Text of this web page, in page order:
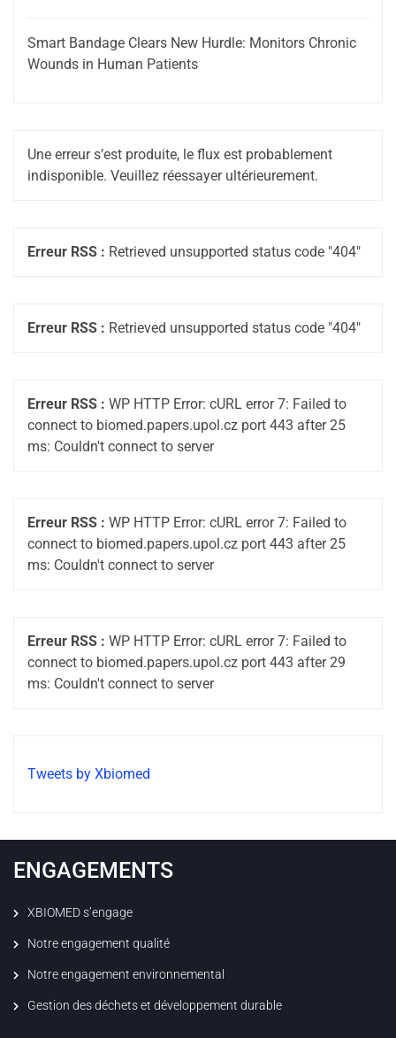
Smart Bandage Clears New Hurdle: Monitors Chronic
Wounds in Human Patients
Une erreur s’est produite, le flux est probablement
indisponible. Veuillez réessayer ultérieurement.
Erreur RSS : Retrieved unsupported status code "404"
Erreur RSS : Retrieved unsupported status code "404"
Erreur RSS : WP HTTP Error: cURL error 7: Failed to
connect to biomed.papers.upol.cz port 443 after 25
ms: Couldn't connect to server
Erreur RSS : WP HTTP Error: cURL error 7: Failed to
connect to biomed.papers.upol.cz port 443 after 25
ms: Couldn't connect to server
Erreur RSS : WP HTTP Error: cURL error 7: Failed to
connect to biomed.papers.upol.cz port 443 after 29
ms: Couldn't connect to server
Tweets by Xbiomed
ENGAGEMENTS
XBIOMED s’engage
Notre engagement qualité
Notre engagement environnemental
Gestion des déchets et développement durable